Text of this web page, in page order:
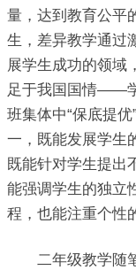
量，达到教育公平
生，差异教学通过
展学生成功的领域
足于我国国情——
班集体中“保底提
一，既能发展学生
既能针对学生提出
能强调学生的独立
程，也能注重个性
二年级教学随